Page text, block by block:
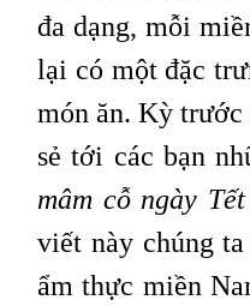
đa dạng, mỗi
lại có một đặc
món ăn. Kỳ trước
sẻ tới các bạn
mâm cỗ ngày
viết này chúng
ẩm thực miền